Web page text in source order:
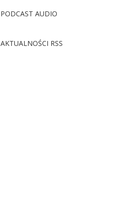
PODCAST AUDIO
AKTUALNOŚCI RSS